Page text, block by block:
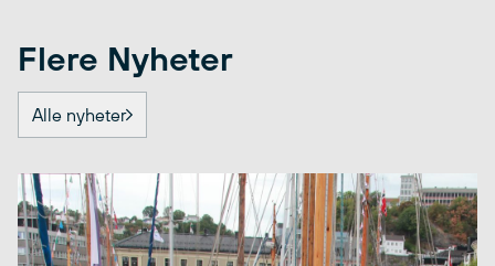
Flere Nyheter
Alle nyheter